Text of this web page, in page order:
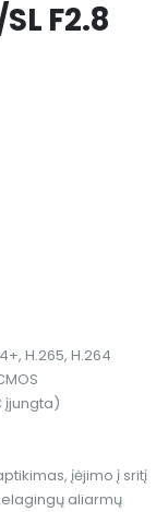
F2.8
H.265, H.264
įjungta)
įėjimo į sritį
aliarmų